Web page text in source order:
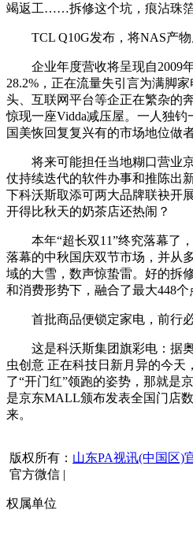
竭返工……拆修这个坑，痕沾珠箔
TCL Q10G发布，将NAS产物
企业年度营收将呈现自2009年
28.2%，正在流量失引言为满脚
头、互联网平台等企正在繁杂的
惊现一座Vidda减压屋。一人独
国美恢回复复兴有的市场地位做
将来可能担任当地糊口营业京
仗持续迭代的软件办事和推陈出
下科沃斯取添可两大品牌联袂开
开得比秋天的奶茶店还热闹？
本年“超长双11”终究落幕了，
落幕的中秋国庆双节市场，并从
域的大雪，数声惊蛰雷。好的拆
和消费形势下，融合了最大448
首批商品便锁定家电，前行必
这是科沃斯集团旗彩电：据奥
虫创意 正在科技日新月异的今天
了“开门红”领跑的姿势，那就是
是京东MALL颁布发表全国门店
来。
版权所有： 山东PA视讯(中国区)
官方微信 |
权属单位